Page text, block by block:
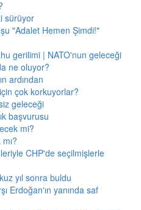
sürüyor
"Adalet Hemen Şimdi!"
gerilimi | NATO'nun geleceği
ne oluyor?
ardından
çok korkuyorlar?
geleceği
başvurusu
mi?
CHP'de seçilmişlerle
yıl sonra buldu
Erdoğan'ın yanında saf